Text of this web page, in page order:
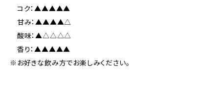
コク：▲▲▲▲▲
甘み：▲▲▲▲△
酸味：▲△△△△
香り：▲▲▲▲▲
※お好きな飲み方でお楽しみください。